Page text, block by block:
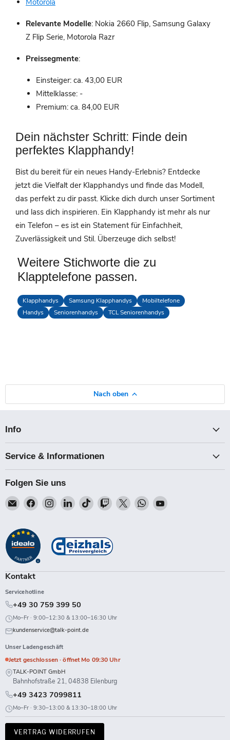
Motorola
Relevante Modelle: Nokia 2660 Flip, Samsung Galaxy
Z Flip Serie, Motorola Razr
Preissegmente:
Einsteiger: ca. 43,00 EUR
Mittelklasse: -
Premium: ca. 84,00 EUR
Dein nächster Schritt: Finde dein
perfektes Klapphandy!
Bist du bereit für ein neues Handy-Erlebnis? Entdecke
jetzt die Vielfalt der Klapphandys und finde das Modell,
das perfekt zu dir passt. Klicke dich durch unser Sortiment
und lass dich inspirieren. Ein Klapphandy ist mehr als nur
ein Telefon – es ist ein Statement für Einfachheit,
Zuverlässigkeit und Stil. Überzeuge dich selbst!
Weitere Stichworte die zu
Klapptelefone passen.
Klapphandys Samsung Klapphandys
Mobiltelefone
Handys
Seniorenhandys TCL Seniorenhandys
Nach oben
Info
Service & Informationen
Folgen Sie uns
Email
Talk-
Finden
Sie
auf
Facebook
Finden
Sie
auf
Instagram
Finden
Sie
auf
LinkedIn
Finden
Sie
auf
TikTok
Finden
Sie
Twitch
Finden
Sie
Finden
Sie
Finden
Kontakt
Servicehotline
+49 30 759 399 50
Mo–Fr · 9:00–12:30 & 13:00–16:30 Uhr
kundenservice@talk-point.de
Unser Ladengeschäft
Jetzt geschlossen · öffnet Mo 09:30 Uhr
TALK-POINT GmbH
Bahnhofstraße 21, 04838 Eilenburg
+49 3423 7099811
Mo–Fr · 9:30–13:00 & 13:30–18:00 Uhr
VERTRAG WIDERRUFEN